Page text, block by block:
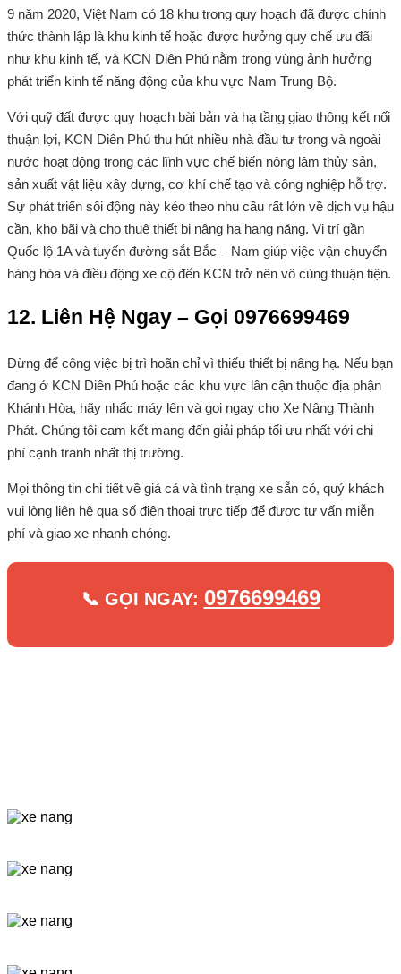
9 năm 2020, Việt Nam có 18 khu trong quy hoạch đã được chính
thức thành lập là khu kinh tế hoặc được hưởng quy chế ưu đãi
như khu kinh tế, và KCN Diên Phú nằm trong vùng ảnh hưởng
phát triển kinh tế năng động của khu vực Nam Trung Bộ.
Với quỹ đất được quy hoạch bài bản và hạ tầng giao thông kết nối
thuận lợi, KCN Diên Phú thu hút nhiều nhà đầu tư trong và ngoài
nước hoạt động trong các lĩnh vực chế biến nông lâm thủy sản,
sản xuất vật liệu xây dựng, cơ khí chế tạo và công nghiệp hỗ trợ.
Sự phát triển sôi động này kéo theo nhu cầu rất lớn về dịch vụ hậu
cần, kho bãi và cho thuê thiết bị nâng hạ hạng nặng. Vị trí gần
Quốc lộ 1A và tuyến đường sắt Bắc – Nam giúp việc vận chuyển
hàng hóa và điều động xe cộ đến KCN trở nên vô cùng thuận tiện.
12. Liên Hệ Ngay – Gọi 0976699469
Đừng để công việc bị trì hoãn chỉ vì thiếu thiết bị nâng hạ. Nếu bạn
đang ở KCN Diên Phú hoặc các khu vực lân cận thuộc địa phận
Khánh Hòa, hãy nhấc máy lên và gọi ngay cho Xe Nâng Thành
Phát. Chúng tôi cam kết mang đến giải pháp tối ưu nhất với chi
phí cạnh tranh nhất thị trường.
Mọi thông tin chi tiết về giá cả và tình trạng xe sẵn có, quý khách
vui lòng liên hệ qua số điện thoại trực tiếp để được tư vấn miễn
phí và giao xe nhanh chóng.
📞 GỌI NGAY: 0976699469